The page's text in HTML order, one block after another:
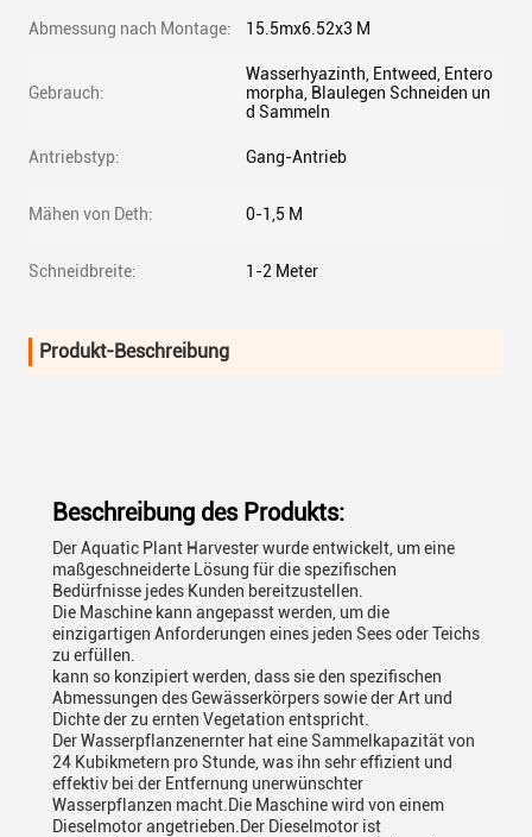
Abmessung nach Montage: 15.5mx6.52x3 M
Gebrauch:
Wasserhyazinth, Entweed, Entero
morpha, Blaulegen Schneiden un
d Sammeln
Antriebstyp: Gang-Antrieb
Mähen von Deth: 0-1,5 M
Schneidbreite: 1-2 Meter
Produkt-Beschreibung
Beschreibung des Produkts:
Der Aquatic Plant Harvester wurde entwickelt, um eine
maßgeschneiderte Lösung für die spezifischen
Bedürfnisse jedes Kunden bereitzustellen.
Die Maschine kann angepasst werden, um die
einzigartigen Anforderungen eines jeden Sees oder Teichs
zu erfüllen.
kann so konzipiert werden, dass sie den spezifischen
Abmessungen des Gewässerkörpers sowie der Art und
Dichte der zu ernten Vegetation entspricht.
Der Wasserpflanzenernter hat eine Sammelkapazität von
24 Kubikmetern pro Stunde, was ihn sehr effizient und
effektiv bei der Entfernung unerwünschter
Wasserpflanzen macht.Die Maschine wird von einem
Dieselmotor angetrieben.Der Dieselmotor ist